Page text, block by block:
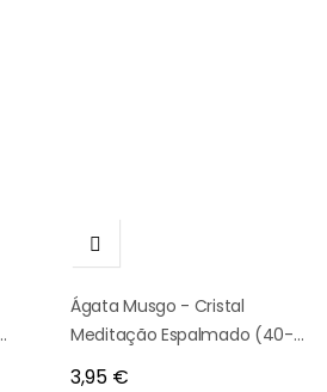

Ágata Musgo - Cristal
Meditação Espalmado (40-
45mm)
Preço
3,95 €